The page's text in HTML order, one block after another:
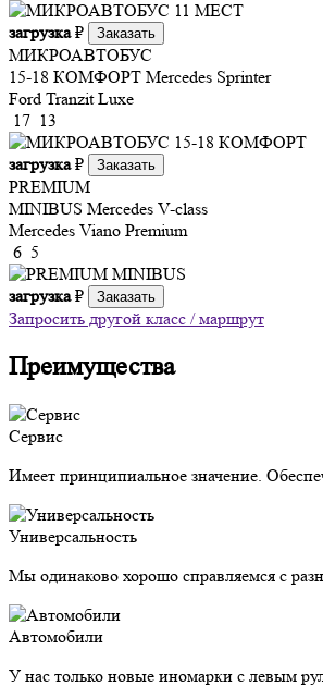
загрузка₽ Заказать
МИКРОАВТОБУС
15-18 КОМФОРТ Mercedes Sprinter
Ford Tranzit Luxe
17 13
загрузка₽ Заказать
PREMIUM
MINIBUS Mercedes V-class
Mercedes Viano Premium
6 5
загрузка₽ Заказать
Запросить другой класс / маршрут
Преимущества
Сервис
Имеет принципиальное значение.
Универсальность
Мы одинаково хорошо справляемся с
Автомобили
У нас только новые иномарки с левым